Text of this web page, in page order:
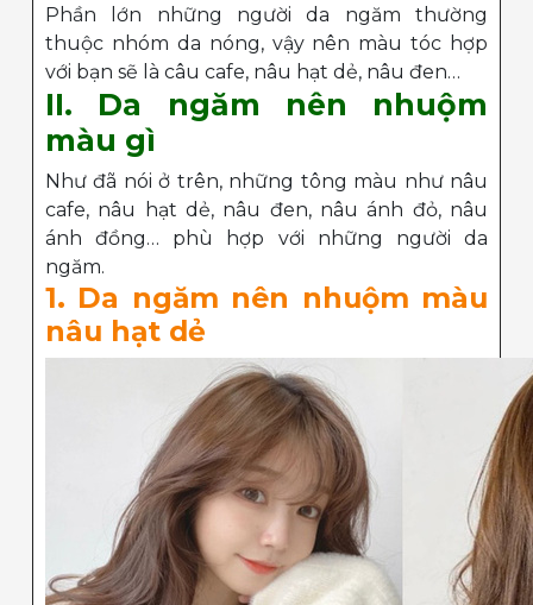
Phần lớn những người da ngăm thường
thuộc nhóm da nóng, vậy nên màu tóc hợp
với bạn sẽ là câu cafe, nâu hạt dẻ, nâu đen…
II. Da ngăm nên nhuộm
màu gì
Như đã nói ở trên, những tông màu như nâu
cafe, nâu hạt dẻ, nâu đen, nâu ánh đỏ, nâu
ánh đồng… phù hợp với những người da
ngăm.
1. Da ngăm nên nhuộm màu
nâu hạt dẻ